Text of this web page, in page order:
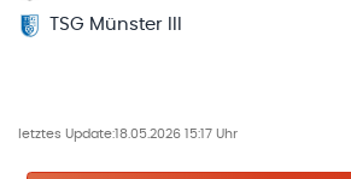
TSG Münster III
letztes Update:18.05.2026 15:17 Uhr